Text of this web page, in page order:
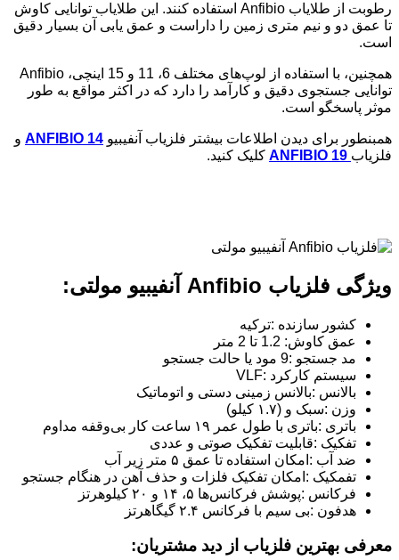
رطوبت از طلایاب Anfibio استفاده کنند. این طلایاب توانایی کاوش
تا عمق دو و نیم متری زمین را داراست و عمق یابی آن بسیار دقیق
است.
همچنین، با استفاده از لوپ‌های مختلف 6، 11 و 15 اینچی، Anfibio
توانایی جستجوی دقیق و کارآمد را دارد که در اکثر مواقع به طور
موثر پاسخگو است.
همبنطور برای دیدن اطلاعات بیشتر فلزیاب آنفیبیو ANFIBIO 14 و
فلزیاب
کلیک کنید.
ویژگی فلزیاب آنفیبیو مولتی:
کشور سازنده :ترکیه
عمق کاوش: 1.2 تا 2 متر
مد جستجو :9 مود یا حالت جستجو
سیستم کارکرد :VLF
بالانس :بالانس زمینی دستی و اتوماتیک
وزن :سبک و (۱.۷ کیلو)
باتری :باتری با طول عمر ۱۹ ساعت کار بی‌وقفه مداوم
تفکیک :قابلیت تفکیک صوتی و عددی
ضد آب :امکان استفاده تا عمق ۵ متر زیر آب
تفمکیک :امکان تفکیک فلزات و حذف آهن در هنگام جستجو
فرکانس :پوشش فرکانس‌ها ۵، ۱۴ و ۲۰ کیلوهرتز
هدفون :بی سیم با فرکانس ۲.۴ گیگاهرتز
معرفی بهترین فلزیاب از دید مشتریان: